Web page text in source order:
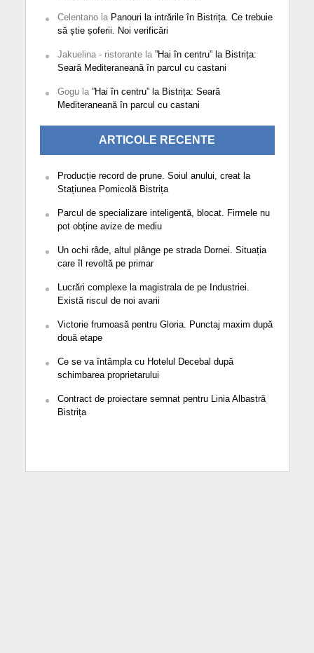
Celentanola Panouri la intrările în Bistrița. Ce trebuie
să știe șoferii. Noi verificări
Jakuelina - ristorantela ”Hai în centru” la Bistrița:
Seară Mediteraneană în parcul cu castani
Gogula ”Hai în centru” la Bistrița: Seară
Mediteraneană în parcul cu castani
ARTICOLE RECENTE
Producție record de prune. Soiul anului, creat la
Stațiunea Pomicolă Bistrița
Parcul de specializare inteligentă, blocat. Firmele nu
pot obține avize de mediu
Un ochi râde, altul plânge pe strada Dornei. Situația
care îl revoltă pe primar
Lucrări complexe la magistrala de pe Industriei.
Există riscul de noi avarii
Victorie frumoasă pentru Gloria. Punctaj maxim după
două etape
Ce se va întâmpla cu Hotelul Decebal după
schimbarea proprietarului
Contract de proiectare semnat pentru Linia Albastră
Bistrița